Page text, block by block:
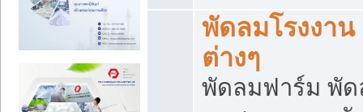
พัดลมโรงงา
ต่างๆ
พัดลมฟาร์ม พัด